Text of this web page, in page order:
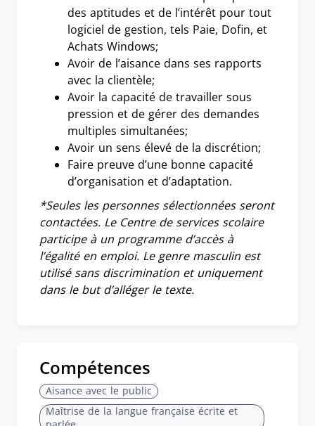
des aptitudes et de l’intérêt pour tout
logiciel de gestion, tels Paie, Dofin, et
Achats Windows;
Avoir de l’aisance dans ses rapports
avec la clientèle;
Avoir la capacité de travailler sous
pression et de gérer des demandes
multiples simultanées;
Avoir un sens élevé de la discrétion;
Faire preuve d’une bonne capacité
d’organisation et d’adaptation.
*Seules les personnes sélectionnées seront
contactées. Le Centre de services scolaire
participe à un programme d’accès à
l’égalité en emploi. Le genre masculin est
utilisé sans discrimination et uniquement
dans le but d’alléger le texte.
Compétences
Aisance avec le public
Maîtrise de la langue française écrite et